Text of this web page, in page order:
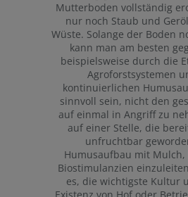
Mutterboden vollständig
nur noch Staub und
Wüste. Solange der Boden
kann man am besten
beispielsweise durch die
Agroforstsystemen
kontinuierlichen
sinnvoll sein, nicht den
auf einmal in Angriff zu
auf einer Stelle, die
unfruchtbar
Humusaufbau mit Mulch,
Biostimulanzien
es, die wichtigste Kultur
Existenz von Hof oder